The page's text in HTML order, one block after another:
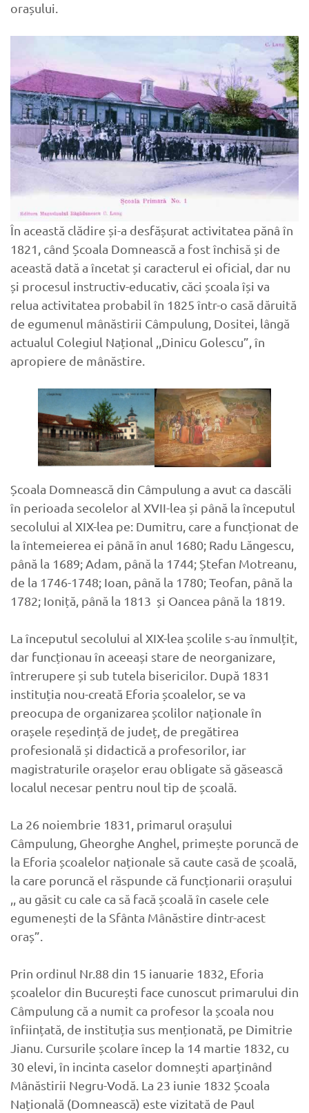
orașului.
În această clădire și-a desfășurat activitatea pănâ în
1821, când Școala Domnească a fost închisă și de
această dată a încetat și caracterul ei oficial, dar nu
și procesul instructiv-educativ, căci școala își va
relua activitatea probabil în 1825 într-o casă dăruită
de egumenul mânăstirii Câmpulung, Dositei, lângă
actualul Colegiul Național ,,Dinicu Golescu”, în
apropiere de mânăstire.
Școala Domnească din Câmpulung a avut ca dascăli
în perioada secolelor al XVII-lea și până la începutul
secolului al XIX-lea pe: Dumitru, care a funcționat de
la întemeierea ei până în anul 1680; Radu Lăngescu,
până la 1689; Adam, până la 1744; Ștefan Motreanu,
de la 1746-1748; Ioan, până la 1780; Teofan, până la
1782; Ioniță, până la 1813 și Oancea până la 1819.
La începutul secolului al XIX-lea școlile s-au înmulțit,
dar funcționau în aceeași stare de neorganizare,
întrerupere și sub tutela bisericilor. După 1831
instituția nou-creată Eforia școalelor, se va
preocupa de organizarea școlilor naționale în
orașele reședință de județ, de pregătirea
profesională și didactică a profesorilor, iar
magistraturile orașelor erau obligate să găsească
localul necesar pentru noul tip de școală.
La 26 noiembrie 1831, primarul orașului
Câmpulung, Gheorghe Anghel, primește poruncă de
la Eforia școalelor naționale să caute casă de școală,
la care poruncă el răspunde că funcționarii orașului
,, au găsit cu cale ca să facă școală în casele cele
egumenești de la Sfânta Mânăstire dintr-acest
oraș”.
Prin ordinul Nr.88 din 15 ianuarie 1832, Eforia
școalelor din București face cunoscut primarului din
Câmpulung că a numit ca profesor la școala nou
înființată, de instituția sus menționată, pe Dimitrie
Jianu. Cursurile școlare încep la 14 martie 1832, cu
30 elevi, în incinta caselor domnești aparținând
Mânăstirii Negru-Vodă. La 23 iunie 1832 Școala
Națională (Domnească) este vizitată de Paul